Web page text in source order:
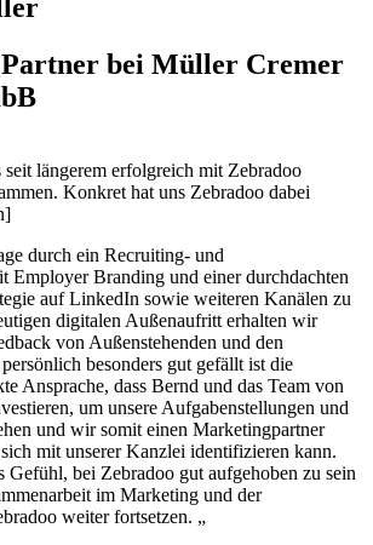
bei Müller Cremer
längerem erfolgreich mit Zebradoo
Konkret hat uns Zebradoo dabei
durch ein Recruiting- und
Employer Branding und einer durchdachten
auf LinkedIn sowie weiteren Kanälen zu
digitalen Außenaufritt erhalten wir
von Außenstehenden und den
besonders gut gefällt ist die
Ansprache, dass Bernd und das Team von
um unsere Aufgabenstellungen und
und wir somit einen Marketingpartner
mit unserer Kanzlei identifizieren kann.
Gefühl, bei Zebradoo gut aufgehoben zu sein
im Marketing und der
weiter fortsetzen. „